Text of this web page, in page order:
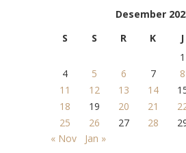
Desember
S
S R K J
1
4
5 6 7 8
11
12 13 14
18
19 20 21
25
26 27 28
« Nov
Jan »